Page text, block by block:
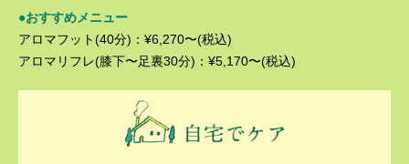
●おすすめメニュー
アロマフット(40分)：¥6,270〜(税込)
アロマリフレ(膝下〜足裏30分)：¥5,170〜(税込)